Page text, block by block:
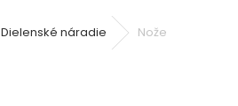
Dielenské náradie Nože